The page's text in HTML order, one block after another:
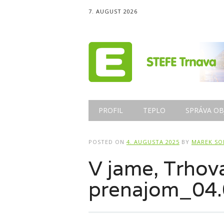
7. AUGUST 2026
Main menu
PROFIL TEPLO SPRÁVA
POSTED ON 4. AUGUSTA 2025 BY MAREK
V jame,